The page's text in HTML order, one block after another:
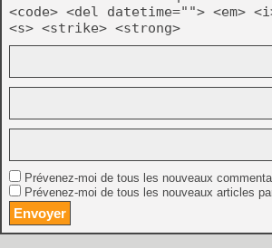
<code> <del datetime=""> <em>
<s> <strike> <strong>
Prévenez-moi de tous les nouveaux
Prévenez-moi de tous les nouveaux articles